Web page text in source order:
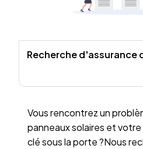
Recherche d'assurance
Vous rencontrez un
panneaux solaires et votre
clé sous la porte ?Nous